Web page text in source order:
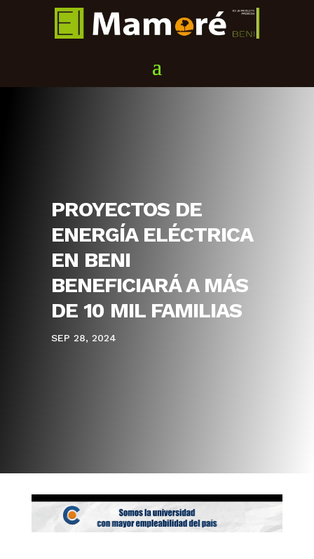
PROYECTOS DE
ENERGÍA ELÉCTRICA
EN BENI
BENEFICIARÁ A MÁS
DE 10 MIL FAMILIAS
SEP 28, 2024